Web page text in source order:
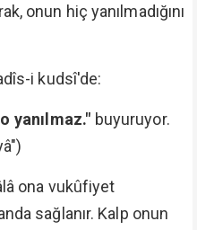
onun hiç yanılmadığını
i kudsî'de:
yanılmaz." buyuruyor.
ona vukûfiyet
sağlanır. Kalp onun